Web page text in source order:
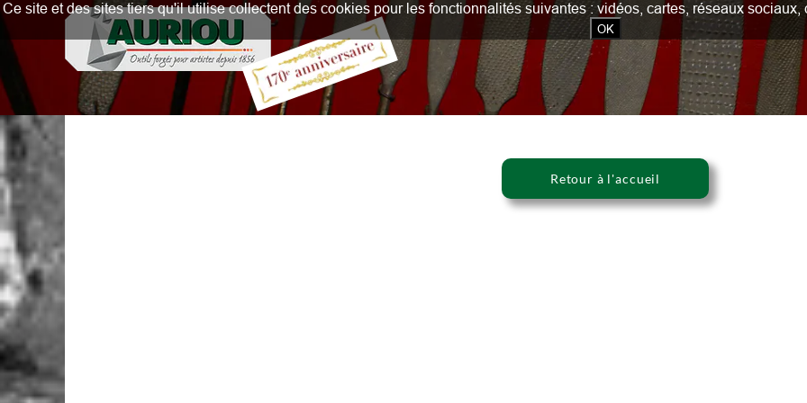
Retour à l'accueil
Ce site et des sites tiers qu'il utilise collectent des cookies pour les fonctionnalités suivantes : vidéos, cartes, réseaux
OK